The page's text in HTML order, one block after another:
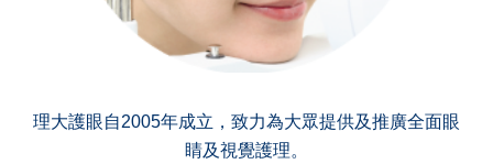
理大護眼自2005年成立，致力為大眾提供及推廣全面眼
睛及視覺護理。